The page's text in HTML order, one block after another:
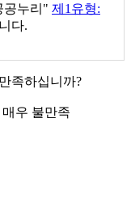
공누리" 제1유형:
다.
족하십니까?
매우 불만족